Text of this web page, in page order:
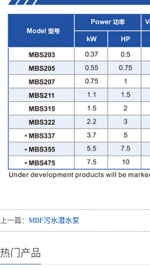
上一篇： MBF污水潜水泵
热门产品